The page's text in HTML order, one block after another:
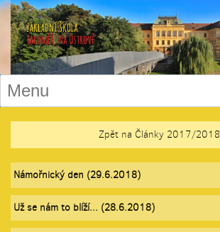
Zpět na Články 2017/2018
Námořnický den (29.6.2018)
Už se nám to blíží... (28.6.2018)